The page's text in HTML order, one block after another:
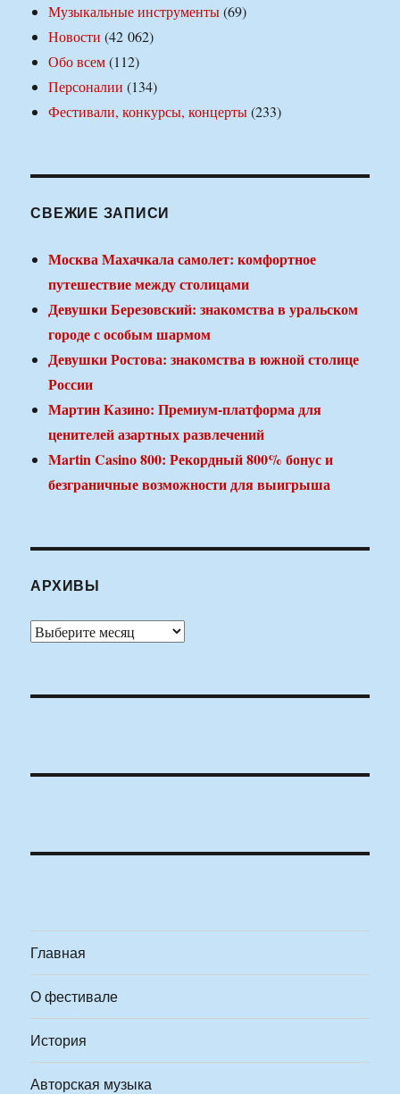
Музыкальные инструменты(69)
Новости (42 062)
Обо всем(112)
Персоналии (134)
Фестивали, конкурсы, концерты(233)
СВЕЖИЕ ЗАПИСИ
Москва Махачкала самолет: комфортное
путешествие между столицами
Девушки Березовский: знакомства в уральском
городе с особым шармом
Девушки Ростова: знакомства в южной столице
России
Мартин Казино: Премиум-платформа для
ценителей азартных развлечений
Martin Casino 800: Рекордный 800% бонус и
безграничные возможности для выигрыша
АРХИВЫ
Архивы
Главная
О фестивале
История
Авторская музыка